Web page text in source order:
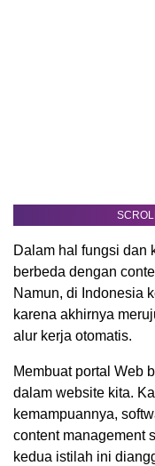
Dalam hal fungsi dan
berbeda dengan
Namun, di Indonesia
karena akhirnya
alur kerja otomatis.
Membuat portal Web
dalam website kita.
kemampuannya,
content management
kedua istilah ini